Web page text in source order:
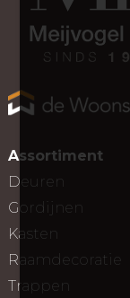
Assortiment
Deuren
Gordijnen
Kasten
Raamdecoratie
Trappen